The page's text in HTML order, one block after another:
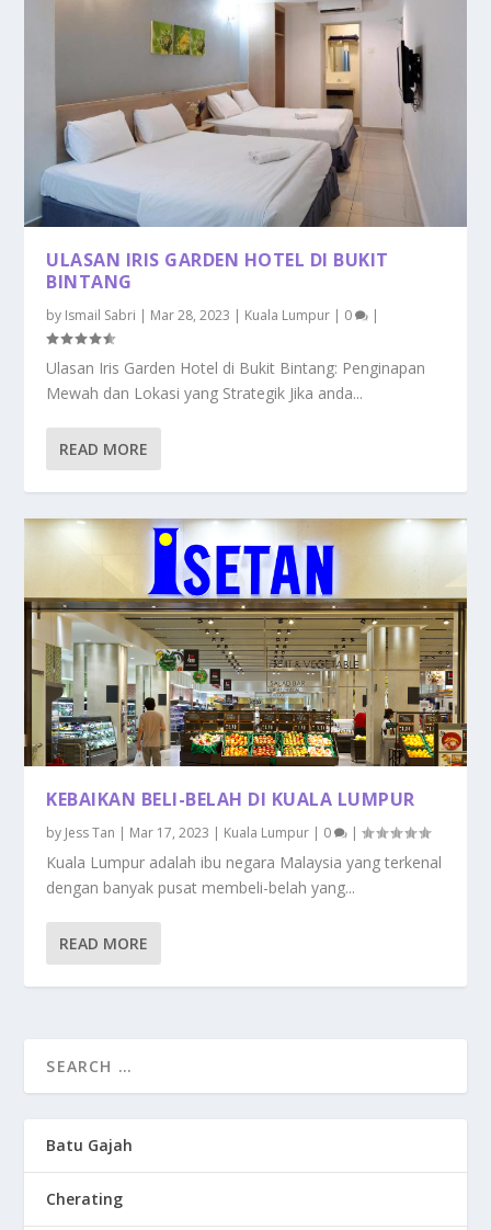
ULASAN IRIS GARDEN HOTEL DI BUKIT
BINTANG
by Ismail Sabri | Mar 28, 2023 | Kuala Lumpur | 0 |
Ulasan Iris Garden Hotel di Bukit Bintang: Penginapan
Mewah dan Lokasi yang Strategik Jika anda...
READ MORE
KEBAIKAN BELI-BELAH DI KUALA LUMPUR
by Jess Tan | Mar 17, 2023 | Kuala Lumpur | 0 |
Kuala Lumpur adalah ibu negara Malaysia yang terkenal
dengan banyak pusat membeli-belah yang...
READ MORE
Batu Gajah
Cherating